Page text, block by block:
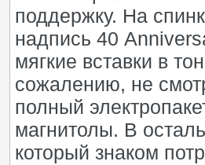
поддержку. На
надпись 40
мягкие вставки в
сожалению, не
полный
магнитолы. В
который знаком